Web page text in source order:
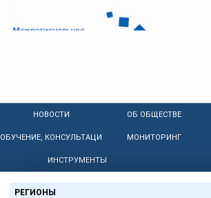
НОВОСТИ ОБ ОБЩЕСТВЕ
ОБУЧЕНИЕ, КОНСУЛЬТАЦИИ МОНИТОРИНГ
ИНСТРУМЕНТЫ
РЕГИОНЫ